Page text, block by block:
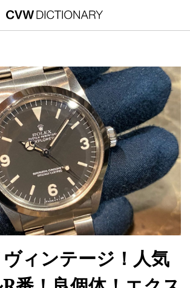
ィンテージ！人気